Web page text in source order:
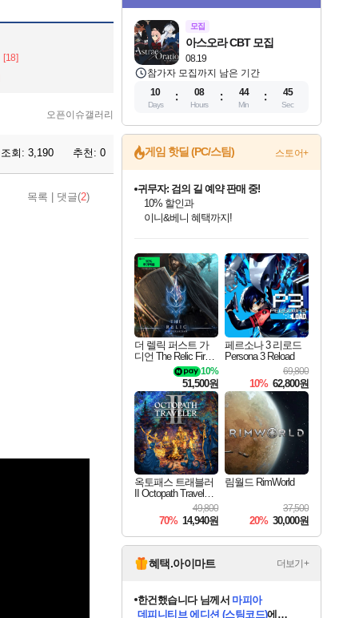
[18]
오픈이슈갤러리
조회: 3,190 추천: 0
목록 댓글(2)
모집
08.19
아스오라 CBT 모집
참가자 모집까지 남은 기간
10
Days
08
Hours
44
Min
44
Sec
게임 핫딜 (PC/스팀) 스토어+
최대 90% 할인가를 만나보세요!
네이버혜택과 함께 만나보세요!
50%할인&추가 적립까지!
네이버 포인트 혜택까지!
귀무자: 검의 길 예약 판매 중!
10% 할인과
이니&베니 혜택까지!
네이버 혜택가와 함께 예약하세요!
할인&네이버혜택으로 만나보세요!
네이버페이 혜택과 만나보세요!
40주년 프로모션으로 만나보세요!
할인가에 만나보세요!
일부 에디션 상시 할인!
혜택으로 예약 판매 중
편안하게 충전하세요
더 렐릭 퍼스트 가
디언 The Relic First
10%
51,500원
페르소나 3 리로드
Persona 3 Reload
69,800
10% 62,800원
옥토패스 트래블러
II Octopath Traveler I
49,800
70% 14,940원
림월드 RimWorld
37,500
20% 30,000원
혜택.아이마트 더보기+
한건했습니다님께서 마피아
데피니티브 에디션 (스팀코드)에